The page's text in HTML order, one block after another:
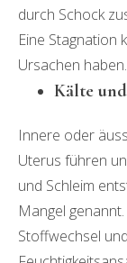
durch Schock
Eine Stagnation
Ursachen haben.
Kälte
Innere oder
Uterus führen
und Schleim
Mangel
Stoffwechsel